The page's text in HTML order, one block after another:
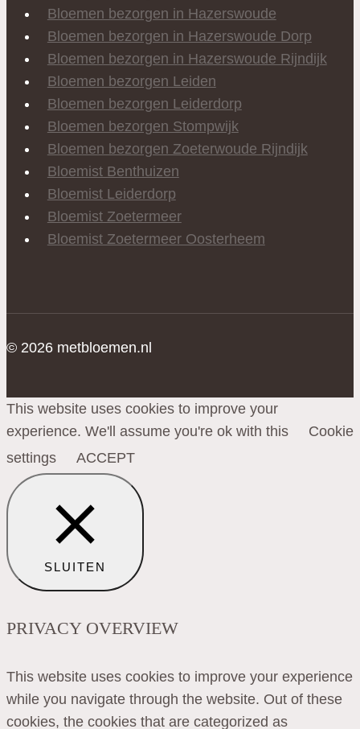
Bloemen bezorgen in Hazerswoude
Bloemen bezorgen in Hazerswoude Dorp
Bloemen bezorgen in Hazerswoude Rijndijk
Bloemen bezorgen Leiden
Bloemen bezorgen Leiderdorp
Bloemen bezorgen Stompwijk
Bloemen bezorgen Zoeterwoude Rijndijk
Bloemist Benthuizen
Bloemist Leiderdorp
Bloemist Zoetermeer
Bloemist Zoetermeer Oosterheem
© 2026 metbloemen.nl
This website uses cookies to improve your
experience. We'll assume you're ok with this
Cookie
settings
ACCEPT
SLUITEN
PRIVACY OVERVIEW
This website uses cookies to improve your experience
while you navigate through the website. Out of these
cookies, the cookies that are categorized as